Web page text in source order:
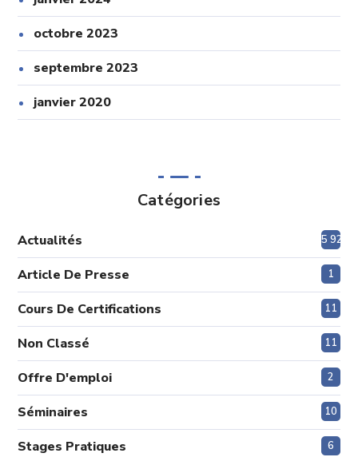
octobre 2023
septembre 2023
janvier 2020
Catégories
Actualités 5 920
Article De Presse 1
Cours De Certifications 11
Non Classé 11
Offre D'emploi 2
Séminaires 10
Stages Pratiques 6